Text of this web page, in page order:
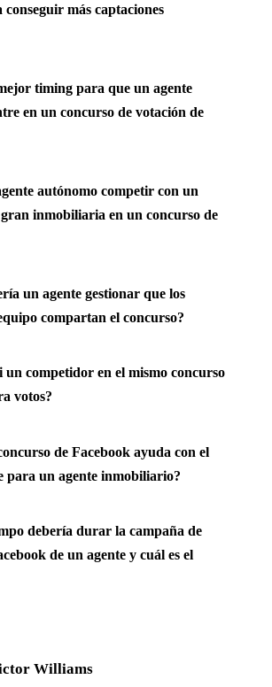
más captaciones
timing para que un agente
en un concurso de votación de
autónomo competir con un
inmobiliaria en un concurso de
un agente gestionar que los
compartan el concurso?
un competidor en el mismo concurso
votos?
de Facebook ayuda con el
para un agente inmobiliario?
debería durar la campaña de
de un agente y cuál es el
Williams